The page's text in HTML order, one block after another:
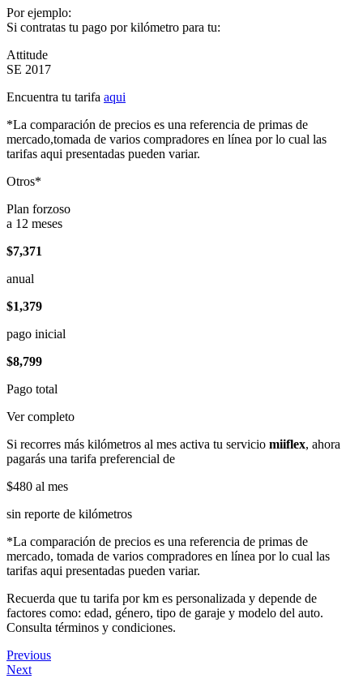
Por ejemplo:
Si contratas tu pago por kilómetro para tu:
Attitude
SE 2017
Encuentra tu tarifa aqui
*La comparación de precios es una referencia de primas de
mercado,tomada de varios compradores en línea por lo cual las
tarifas aqui presentadas pueden variar.
Otros*
Plan forzoso
a 12 meses
$7,371
anual
$1,379
pago inicial
$8,799
Pago total
Ver completo
Si recorres más kilómetros al mes activa tu servicio miiflex, ahora
pagarás una tarifa preferencial de
$480 al mes
sin reporte de kilómetros
*La comparación de precios es una referencia de primas de
mercado, tomada de varios compradores en línea por lo cual las
tarifas aqui presentadas pueden variar.
Recuerda que tu tarifa por km es personalizada y depende de
factores como: edad, género, tipo de garaje y modelo del auto.
Consulta términos y condiciones.
Previous
Next